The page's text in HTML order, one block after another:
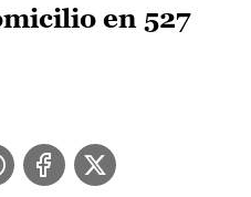
en 527